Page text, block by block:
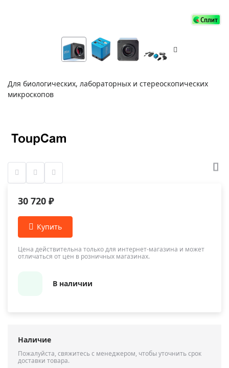
Для биологических, лабораторных и стереоскопических
микроскопов
30 720 ₽
Цена действительна только для интернет-магазина и может
отличаться от цен в розничных магазинах.
В наличии
Наличие
Пожалуйста, свяжитесь с менеджером, чтобы уточнить срок
доставки товара.